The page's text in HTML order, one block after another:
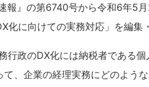
報』の第6740号から令和6年5
に向けての実務対応」を編集
行政のDX化には納税者である
、企業の経理実務にどのよう